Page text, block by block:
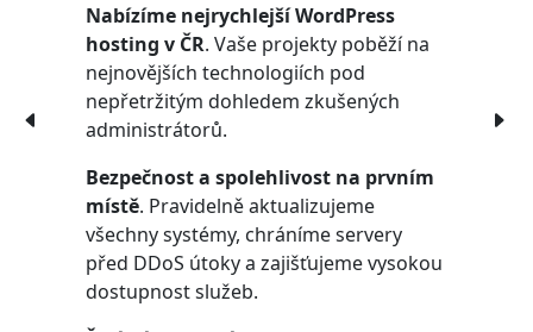
Nabízíme nejrychlejší WordPress
hosting v ČR. Vaše projekty poběží na
nejnovějších technologiích pod
nepřetržitým dohledem zkušených
administrátorů.
Bezpečnost a spolehlivost na prvním
místě. Pravidelně aktualizujeme
všechny systémy, chráníme servery
před DDoS útoky a zajišťujeme vysokou
dostupnost služeb.